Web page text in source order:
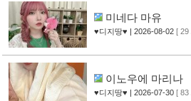
미네다 마유
♥디지땅♥ | 2026-08-02 [ 29
이노우에 마리나
♥디지땅♥ | 2026-07-30 [ 83